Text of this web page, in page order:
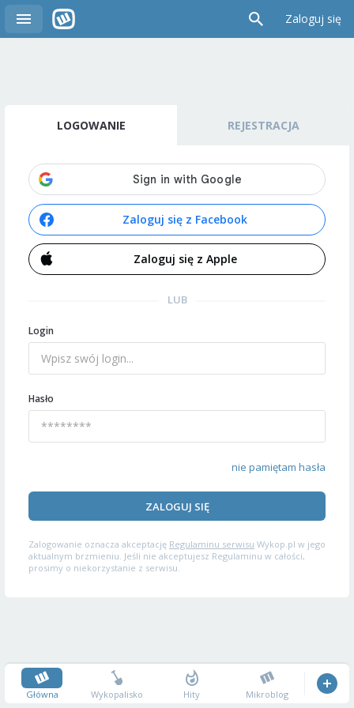
Zaloguj się
LOGOWANIE REJESTRACJA
Zaloguj się z Facebook
Zaloguj się z Apple
LUB
Login
Hasło
nie pamiętam hasła
ZALOGUJ SIĘ
Zalogowanie oznacza akceptację Regulaminu serwisu Wykop.pl w jego
aktualnym brzmieniu. Jeśli nie akceptujesz Regulaminu w całości,
prosimy o niekorzystanie z serwisu.
Główna Wykopalisko Hity Mikroblog